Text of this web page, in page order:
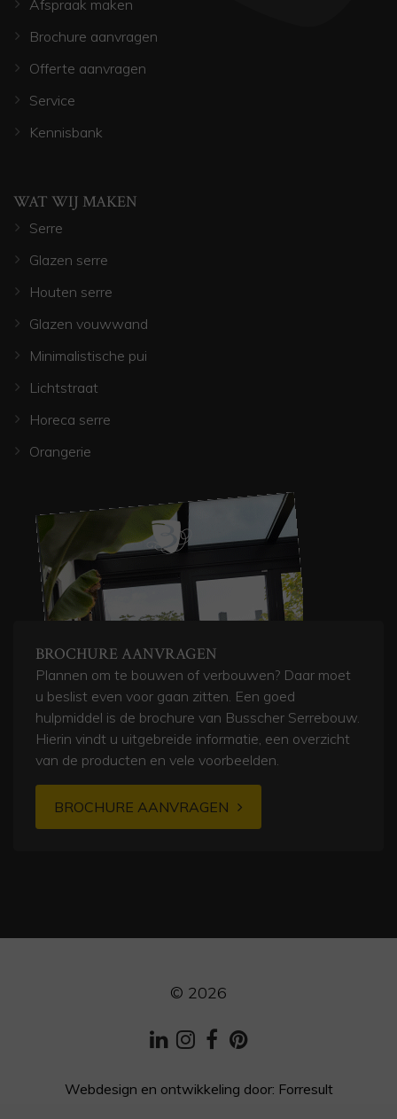
Afspraak maken
Brochure aanvragen
Offerte aanvragen
Service
Kennisbank
WAT WIJ MAKEN
Serre
Glazen serre
Houten serre
Glazen vouwwand
Minimalistische pui
Lichtstraat
Horeca serre
Orangerie
BROCHURE AANVRAGEN
Plannen om te bouwen of verbouwen? Daar moet
u beslist even voor gaan zitten. Een goed
hulpmiddel is de brochure van Busscher Serrebouw.
Hierin vindt u uitgebreide informatie, een overzicht
van de producten en vele voorbeelden.
BROCHURE AANVRAGEN
© 2026
LinkedIn
Instagram
Facebook
Pinterest
Webdesign en ontwikkeling door: Forresult